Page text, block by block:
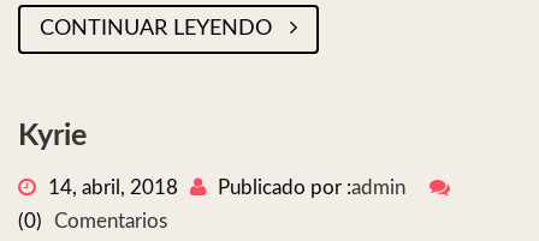
CONTINUAR LEYENDO
Kyrie
14, abril, 2018 Publicado por :admin
(0)
Comentarios